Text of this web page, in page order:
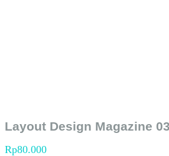
Layout Design Magazine 03
Rp80.000